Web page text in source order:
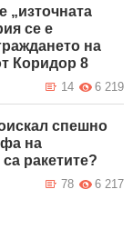
„източната
се е
на
Коридор 8
6 219
14
спешно
на
ракетите?
6 217
78